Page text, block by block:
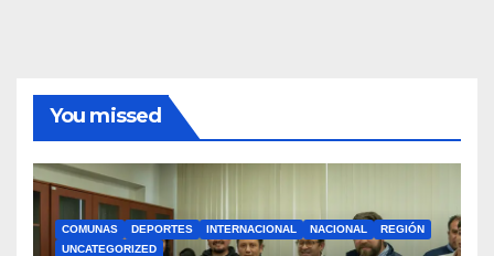
You missed
COMUNAS DEPORTES INTERNACIONAL NACIONAL
REGIÓN
UNCATEGORIZED